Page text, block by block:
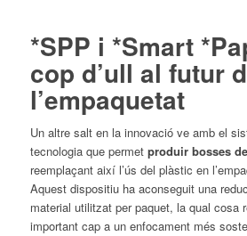
*SPP i *Smart
cop d’ull al futur
l’empaquetat
Un altre salt en la innovació ve amb el
tecnologia que permet produir bosses
reemplaçant així l’ús del plàstic en
Aquest dispositiu ha aconseguit una
material utilitzat per paquet, la qual cosa
important cap a un enfocament més